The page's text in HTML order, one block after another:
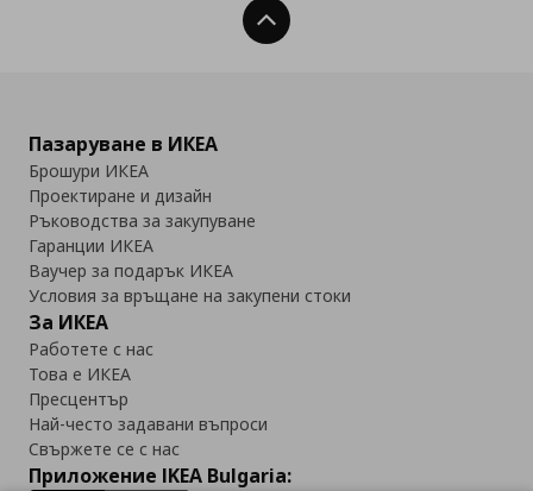
Нагоре
Пазаруване в ИКЕА
Брошури ИКЕА
Проектиране и дизайн
Ръководства за закупуване
Гаранции ИКЕА
Ваучер за подарък ИКЕА
Условия за връщане на закупени стоки
За ИКЕА
Работете с нас
Това е ИКЕА
Пресцентър
Най-често задавани въпроси
Свържете се с нас
Приложение IKEA Bulgaria: